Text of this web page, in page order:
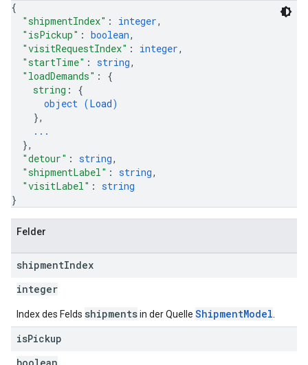
{
"shipmentIndex" : integer,
"isPickup" : boolean,
"visitRequestIndex" : integer,
"startTime" : string,
"loadDemands" : {
string : {
object (Load)
},
...
},
"detour" : string,
"shipmentLabel" : string,
"visitLabel" : string
}
Felder
shipmentIndex
integer
Index des Felds shipmentsin der Quelle ShipmentModel
isPickup